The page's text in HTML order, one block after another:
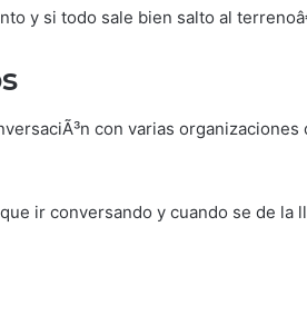
y si todo sale bien salto al
con varias organizaciones
ir conversando y cuando se de la